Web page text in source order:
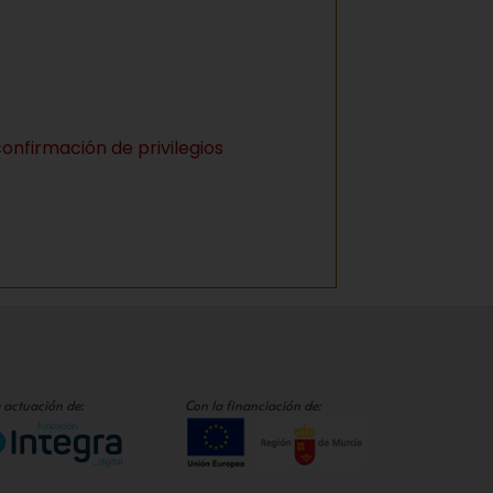
de privilegios
actuación de: Con la financiación de: